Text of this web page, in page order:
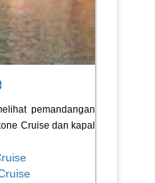
pemandangan
Cruise dan kapal